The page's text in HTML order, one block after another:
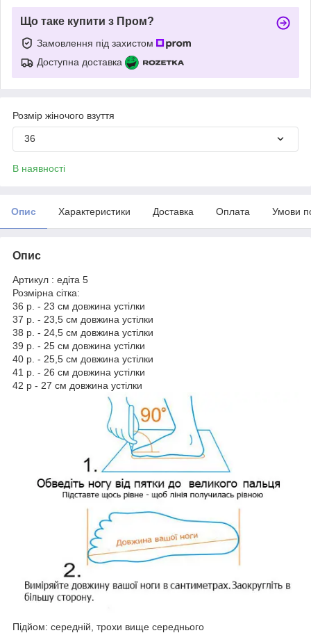
Що таке купити з Пром?
Замовлення під захистом
Доступна доставка
Розмір жіночого взуття
36
В наявності
Опис Характеристики Доставка Оплата Умови
Опис
Артикул : едіта 5
Розмірна сітка:
36 р. - 23 см довжина устілки
37 р. - 23,5 см довжина устілки
38 р. - 24,5 см довжина устілки
39 р. - 25 см довжина устілки
40 р. - 25,5 см довжина устілки
41 р. - 26 см довжина устілки
42 р - 27 см довжина устілки
Підйом: середній, трохи вище середнього